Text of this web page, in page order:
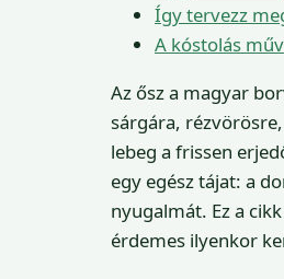
Így tervezz
A kóstolás
Az ősz a magyar
sárgára,
lebeg a frissen
egy egész tájat: a
nyugalmát. Ez a
érdemes ilyenkor